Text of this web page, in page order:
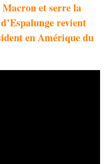
et serre la
revient
en Amérique du